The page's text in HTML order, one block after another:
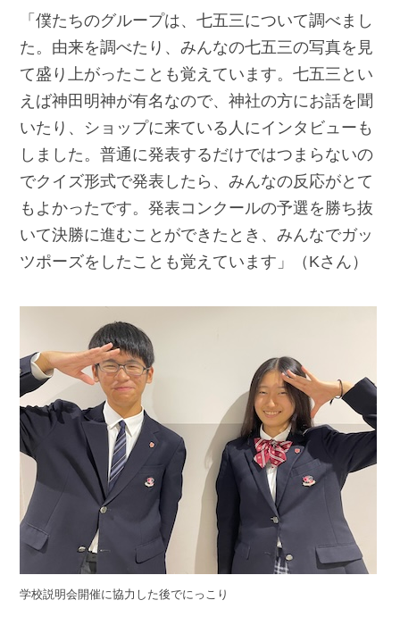
「僕たちのグループは、七五三について調べまし
た。由来を調べたり、みんなの七五三の写真を見
て盛り上がったことも覚えています。七五三とい
えば神田明神が有名なので、神社の方にお話を聞
いたり、ショップに来ている人にインタビューも
しました。普通に発表するだけではつまらないの
でクイズ形式で発表したら、みんなの反応がとて
もよかったです。発表コンクールの予選を勝ち抜
いて決勝に進むことができたとき、みんなでガッ
ツポーズをしたことも覚えています」（Kさん）
学校説明会開催に協力した後でにっこり